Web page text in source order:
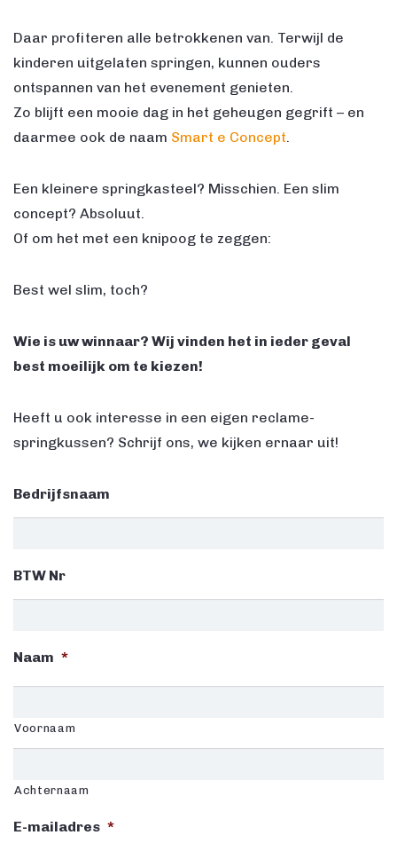
Daar profiteren alle betrokkenen van. Terwijl de
kinderen uitgelaten springen, kunnen ouders
ontspannen van het evenement genieten.
Zo blijft een mooie dag in het geheugen gegrift – en
daarmee ook de naam Smart e Concept.
Een kleinere springkasteel? Misschien. Een slim
concept? Absoluut.
Of om het met een knipoog te zeggen:
Best wel slim, toch?
Wie is uw winnaar? Wij vinden het in ieder geval
best moeilijk om te kiezen!
Heeft u ook interesse in een eigen reclame-
springkussen? Schrijf ons, we kijken ernaar uit!
Bedrijfsnaam
BTW Nr
Naam *
Voornaam
Achternaam
E-mailadres *